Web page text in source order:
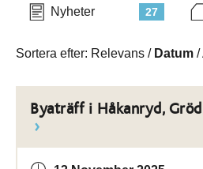
27
Nyheter
Sortera efter: Relevans / Datum /
Byaträff i Håkanryd,